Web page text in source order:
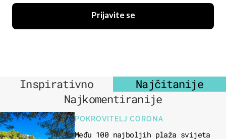
Prijavite se
Inspirativno
Najčitanije
Najkomentiranije
POKROVITELJ CORONA
Među 100 najboljih plaža svijeta